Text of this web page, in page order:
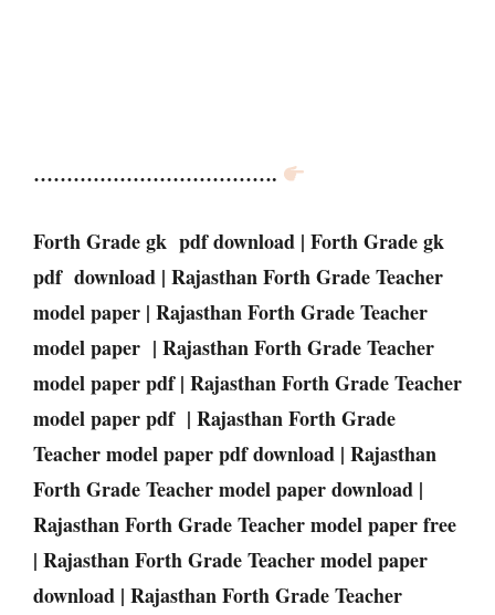
……………………………….
Forth Grade gk pdf download | Forth Grade gk
pdf download | Rajasthan Forth Grade Teacher
model paper | Rajasthan Forth Grade Teacher
model paper | Rajasthan Forth Grade Teacher
model paper pdf | Rajasthan Forth Grade Teacher
model paper pdf | Rajasthan Forth Grade
Teacher model paper pdf download | Rajasthan
Forth Grade Teacher model paper download |
Rajasthan Forth Grade Teacher model paper free
| Rajasthan Forth Grade Teacher model paper
download | Rajasthan Forth Grade Teacher